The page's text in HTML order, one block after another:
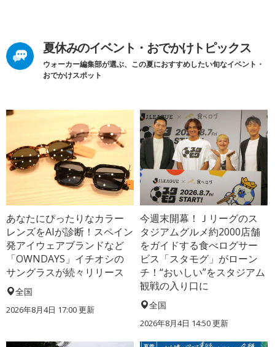
夏休みのイベント・おでかけトピックス
ウォーカー編集部が選ぶ、この夏におすすめしたい旬なイベント・
おでかけスポット
あなたにぴったりなカラー
レンズをAIが診断！スペイン
発アイウェアブランドなど
「OWNDAYS」イチオシの
サングラスが続々リリース
全国
2026年8月4日 17:00更新
今週末開幕！Ｊリーグのス
タジアムグルメ約2000店舗
をガイドする食べログサー
ビス「スタモグ」がローン
チ！“おいしい”をスタジアム
観戦の入り口に
全国
2026年8月4日 14:50更新